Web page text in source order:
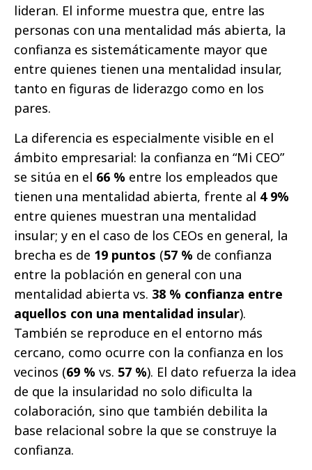
lideran. El informe muestra que, entre las
personas con una mentalidad más abierta, la
confianza es sistemáticamente mayor que
entre quienes tienen una mentalidad insular,
tanto en figuras de liderazgo como en los
pares.
La diferencia es especialmente visible en el
ámbito empresarial: la confianza en “Mi CEO”
se sitúa en el 66 % entre los empleados que
tienen una mentalidad abierta, frente al 4 9%
entre quienes muestran una mentalidad
insular; y en el caso de los CEOs en general, la
brecha es de 19 puntos (57 % de confianza
entre la población en general con una
mentalidad abierta vs. 38 % confianza entre
aquellos con una mentalidad insular).
También se reproduce en el entorno más
cercano, como ocurre con la confianza en los
vecinos (69 % vs. 57 %). El dato refuerza la idea
de que la insularidad no solo dificulta la
colaboración, sino que también debilita la
base relacional sobre la que se construye la
confianza.